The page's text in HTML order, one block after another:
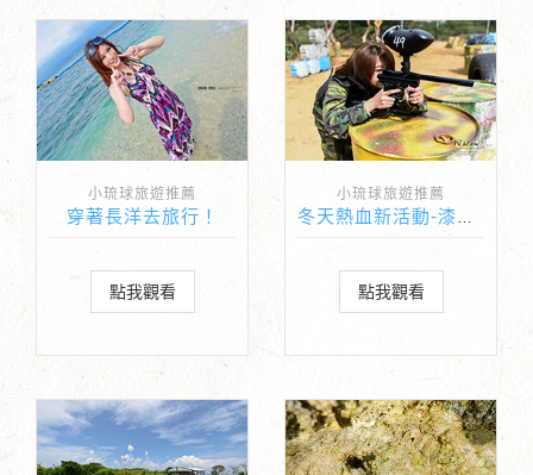
小琉球旅遊推薦
穿著長洋去旅行！
點我觀看
小琉球旅遊推薦
冬天熱血新活動-漆彈生存遊戲
點我觀看